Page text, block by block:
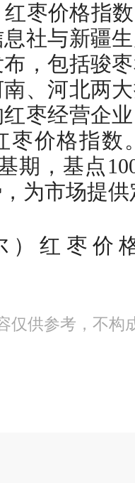
枣价格指
社与新疆
，包括骏
、河北两
枣经营企
枣价格指数
期，基点
为市场提
红枣价
仅供参考，不构